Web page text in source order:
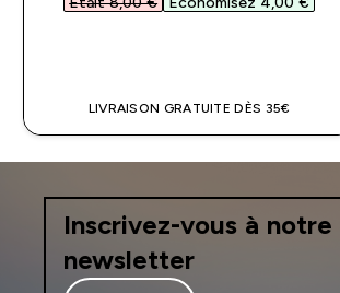
LIVRAISON GRATUITE DÈS 35€
Inscrivez-vous à notre
newsletter